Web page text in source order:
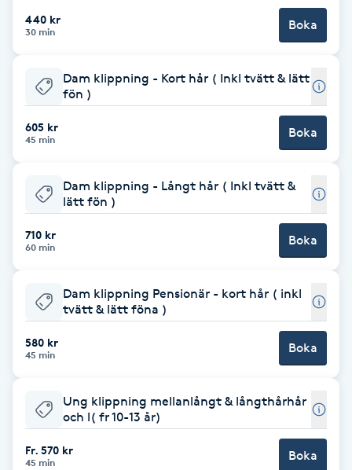
Coachning
Color correction
Damklippning
Diamantslipning
Extensions
Extensions borttagning
Eyeliner-tatuering
440 kr
30 min Boka
Dam klippning - Kort hår ( Inkl tvätt & lätt
fön )
605 kr
45 min Boka
Dam klippning - Långt hår ( Inkl tvätt &
lätt fön )
710 kr
60 min Boka
Dam klippning Pensionär - kort hår ( inkl
tvätt & lätt föna )
580 kr
45 min Boka
Ung klippning mellanlångt & långthårhår
och l( fr 10-13 år)
Fr. 570 kr
45 min Boka